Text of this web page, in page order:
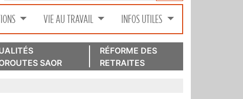
VIE AU TRAVAIL INFOS UTILES
SAOR
RÉFORME DES
RETRAITES